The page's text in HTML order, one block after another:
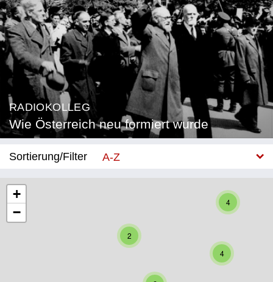
RADIOKOLLEG
Wie Österreich neu formiert wurde
Sortierung/Filter
A-Z
Burgenland
4
2
4
+
−